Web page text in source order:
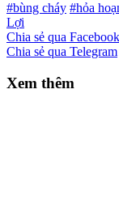
#bùng cháy #hỏa
Lợi
Chia sẻ qua Facebook
Chia sẻ qua Telegram
Xem thêm